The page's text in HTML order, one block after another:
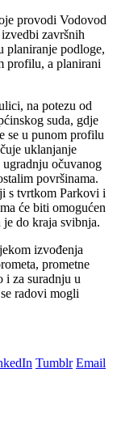
provodi Vodovod
završnih
planiranje podloge,
profilu, a planirani
na potezu od
suda, gdje
se u punom profilu
uklanjanje
očuvanog
površinama.
s tvrtkom Parkovi i
će biti omogućen
je do kraja svibnja.
izvođenja
prometne
i za suradnju u
radovi mogli
Tumblr Email